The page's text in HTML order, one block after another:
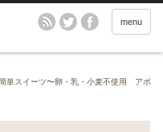
menu
スイーツ〜卵・乳・小麦不使用 アボ